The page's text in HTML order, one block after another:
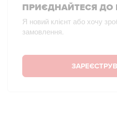
ПРИЄДНАЙТЕСЯ ДО
Я новий клієнт або хочу
замовлення.